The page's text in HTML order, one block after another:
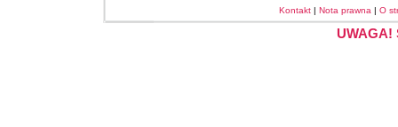
Kontakt | Nota prawna | O
UWAGA!